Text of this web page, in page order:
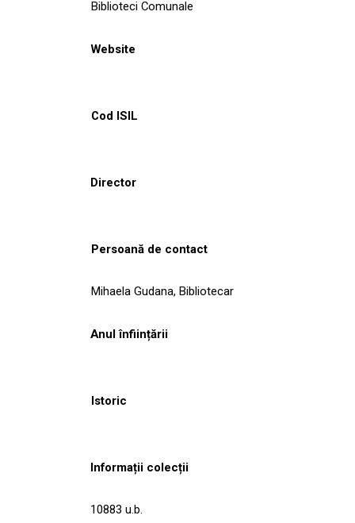
Biblioteci Comunale
Website
Cod ISIL
Director
Persoană de contact
Mihaela Gudana, Bibliotecar
Anul înființării
Istoric
Informații colecții
10883 u.b.